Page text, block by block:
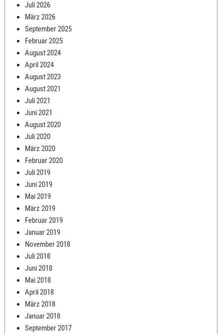
Juli 2026
März 2026
September 2025
Februar 2025
August 2024
April 2024
August 2023
August 2021
Juli 2021
Juni 2021
August 2020
Juli 2020
März 2020
Februar 2020
Juli 2019
Juni 2019
Mai 2019
März 2019
Februar 2019
Januar 2019
November 2018
Juli 2018
Juni 2018
Mai 2018
April 2018
März 2018
Januar 2018
September 2017